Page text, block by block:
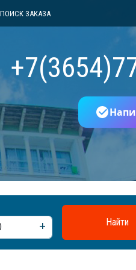
ПОИСК ЗАКАЗА
add Найти